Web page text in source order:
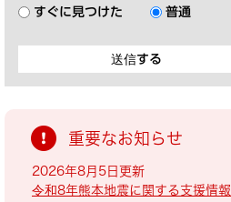
すぐに見つけた
普通
重要なお知らせ
2026年8月5日更新
令和8年熊本地震に関する支援情報